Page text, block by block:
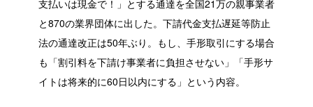
支払いは現金で！」とする通達を全国21万の親事業者
と870の業界団体に出した。下請代金支払遅延等防止
法の通達改正は50年ぶり。もし、手形取引にする場合
も「割引料を下請け事業者に負担させない」「手形サ
イトは将来的に60日以内にする」という内容。